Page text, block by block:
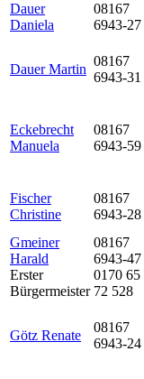
Dauer
Daniela
08167
6943-27
Dauer Martin
08167
6943-31
Eckebrecht
Manuela
08167
6943-59
Fischer
Christine
08167
6943-28
Gmeiner
Harald
Erster
Bürgermeister
08167
6943-47
0170 65
72 528
Götz Renate
08167
6943-24